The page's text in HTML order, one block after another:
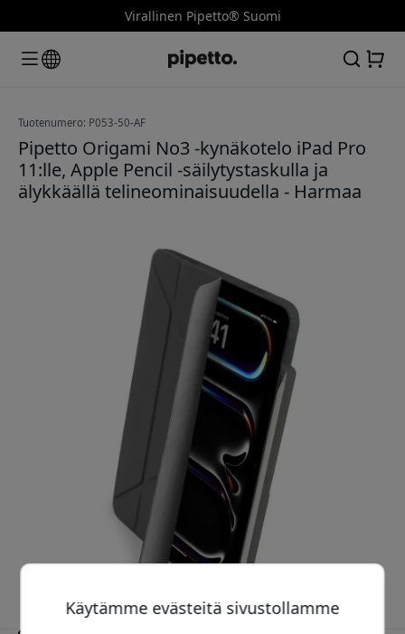
Virallinen Pipetto® Suomi
Tuotenumero: P053-50-AF
Pipetto Origami No3 -kynäkotelo iPad Pro
11:lle, Apple Pencil -säilytystaskulla ja
älykkäällä telineominaisuudella - Harmaa
Käytämme evästeitä sivustollamme